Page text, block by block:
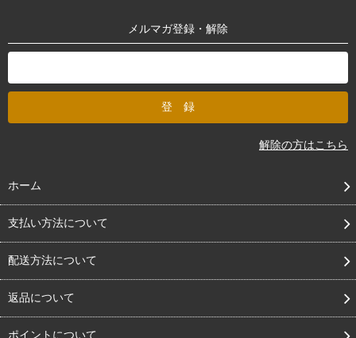
メルマガ登録・解除
解除の方はこちら
ホーム
支払い方法について
配送方法について
返品について
ポイントについて